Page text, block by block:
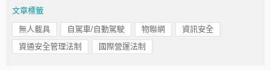
文章標籤
無人載具 自駕車/自動駕駛 物聯網
資訊安全
資通安全管理法制
國際營運法制